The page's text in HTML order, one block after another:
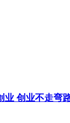
业 创业不走弯